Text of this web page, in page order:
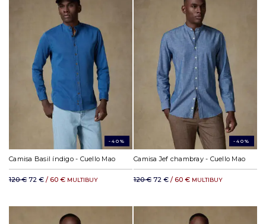
-40%
Camisa Basil índigo - Cuello Mao
120 € 72 € / 60 € MULTIBUY
-40%
Camisa Jef chambray - Cuello Mao
120 € 72 € / 60 € MULTIBUY